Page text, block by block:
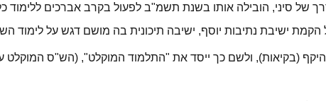
של סיני, הובילה אותו בשנת תשמ"ב לפעול בקרב אברכים
ישיבת נתיבות יוסף, ישיבה תיכונית בה מושם דגש על לימוד
(בקיאות), ולשם כך ייסד את "התלמוד המוקלט", (הש"ס המוקלט